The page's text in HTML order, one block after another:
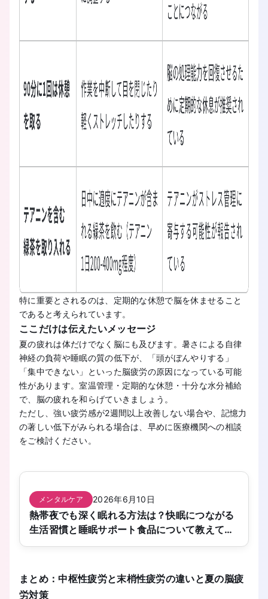
特に重要とされるのは、定期的な休憩で脳を休ませること
であると考えられています。
ここだけは伝えたいメッセージ
夏の疲れは体だけでなく脳にも及びます。暑さによる自律
神経の負荷や睡眠の質の低下が、「頭がぼんやりする」
「集中できない」といった脳疲労の原因になっている可能
性があります。室温管理・定期的な休憩・十分な水分補給
で、脳の疲れを和らげていきましょう。
ただし、強い疲労感が2週間以上改善しない場合や、記憶力
の著しい低下がみられる場合は、早めに医療機関への相談
をご検討ください。
メンタルケア 2026年6月10日
熱帯夜でも深く眠れる方法は？快眠につながる
生活習慣と睡眠サポート食品について教えてく
ださい。
まとめ：中枢性疲労と末梢性疲労の違いと夏の脳疲
労対策